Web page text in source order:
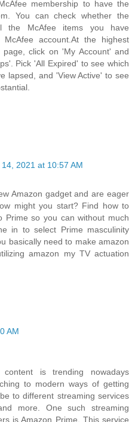
membership to have the
You can check whether the
the McAfee items you have
account.At the highest
click on 'My Account' and
Pick 'All Expired' to see which
lapsed, and 'View Active' to see
2021 at 10:57 AM
Amazon gadget and are eager
might you start? Find how to
Prime so you can without much
in to select Prime masculinity
basically need to make amazon
amazon my TV actuation
AM
is trending nowadays
to modern ways of getting
to different streaming services
more. One such streaming
is Amazon Prime. This service